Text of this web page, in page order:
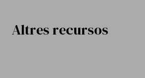
Altres recursos